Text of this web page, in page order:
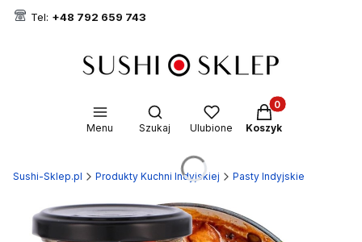
Tel: +48 792 659 743
Menu
Otwórz wyszukiwarkę
Szukaj Ulubione
Produkty w
Koszyk
Sushi-Sklep.pl Produkty Kuchni Indyjskiej Pasty Indyjskie